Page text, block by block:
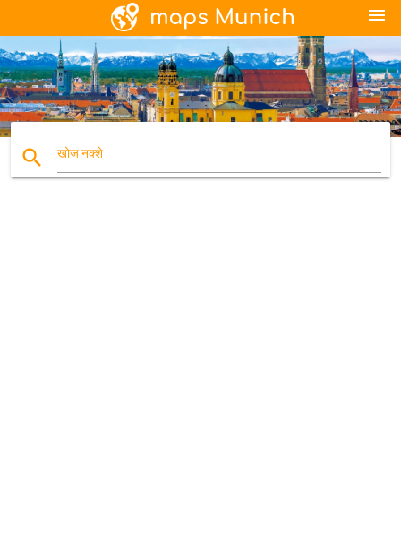
menu
search खोज नक्शे